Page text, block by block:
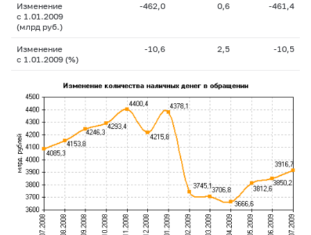
Изменение
с 1.01.2009
(млрд руб.)
-462,0 0,6 -461,4
Изменение
с 1.01.2009 (%)
-10,6 2,5 -10,5